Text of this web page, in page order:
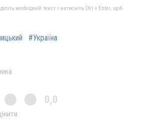
необхідний текст і натисніть Ctrl + Enter, щоб
#Україна
0,0